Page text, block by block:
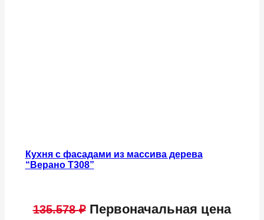
Кухня с фасадами из массива дерева
“Верано Т308”
135.578₽ Первоначальная цена